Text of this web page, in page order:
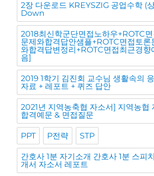
2장 다운로드 KREYSZIG 공업수학 (
Down
2018최신학군단면접노하우+ROTC
문제와합격답안샘플+ROTC면접토론
와합격답변정리+ROTC면접최근경향
음]
2019 1학기 김진회 교수님 생활속의
자료 + 레포트 + 퀴즈 답안
2021년 지역농축협 자소서] 지역농협
합격예문 & 면접질문
PPT P전략 STP
간호사 1분 자기소개 간호사 1분 스피
개서 자소서 레포트